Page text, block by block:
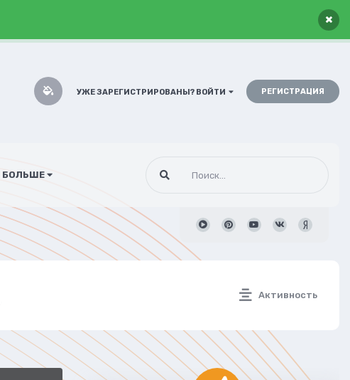
×
УЖЕ ЗАРЕГИСТРИРОВАНЫ? ВОЙТИ РЕГИСТРАЦИЯ
БОЛЬШЕ
Активность